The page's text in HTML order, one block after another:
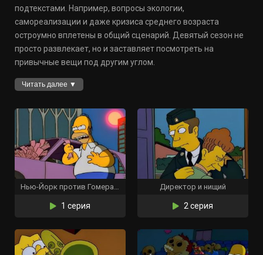
подтекстами. Например, вопросы экологии,
самореализации и даже кризиса среднего возраста
остроумно вплетены в общий сценарий. Девятый сезон не
просто развлекает, но и заставляет посмотреть на
привычные вещи под другим углом.
Читать далее ▼
Нью-Йорк против Гомера Симпсона
1 серия
Директор и нищий
2 серия